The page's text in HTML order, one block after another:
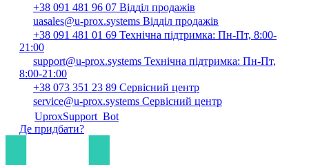
+38 091 481 96 07 Відділ продажів
uasales@u-prox.systems Відділ продажів
+38 091 481 01 69 Технічна підтримка: Пн-Пт, 8:00-
21:00
support@u-prox.systems Технічна підтримка: Пн-Пт,
8:00-21:00
+38 073 351 23 89 Сервісний центр
service@u-prox.systems Сервісний центр
UproxSupport_Bot
Де придбати?